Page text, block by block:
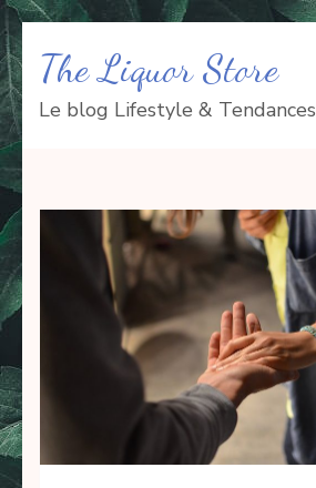
Aller
au
contenu
(Pressez
Entrée)
The Liquor Store
Le blog Lifestyle & Tendances